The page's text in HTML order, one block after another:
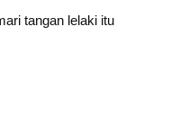
tangan lelaki itu